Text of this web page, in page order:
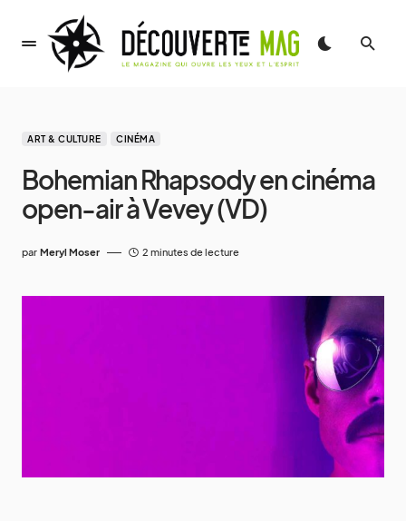
ART & CULTURE CINÉMA
Bohemian Rhapsody en cinéma
open-air à Vevey (VD)
par Meryl Moser 2 minutes de lecture